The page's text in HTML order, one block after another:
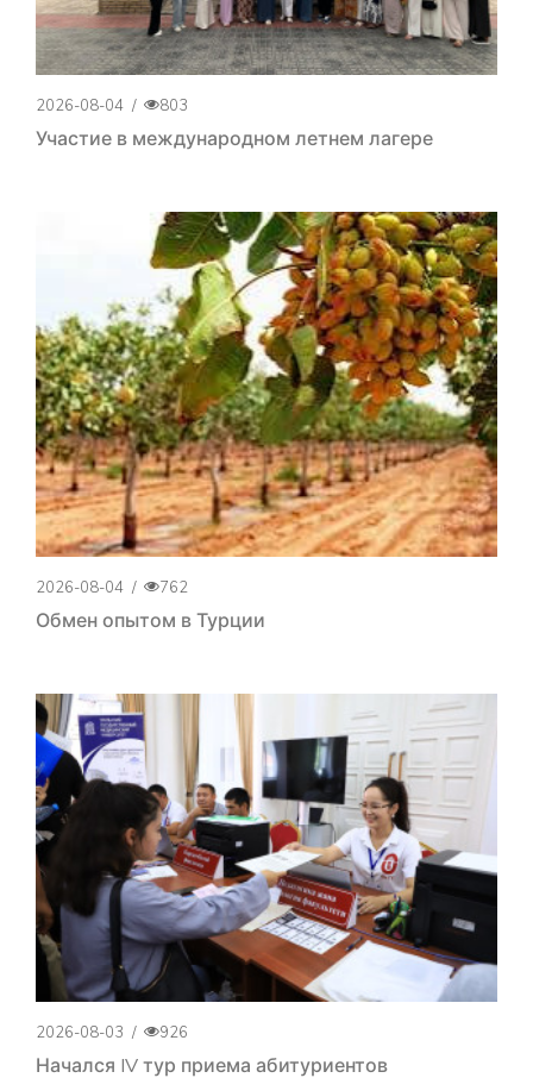
2026-08-04 / 803
Участие в международном летнем лагере
2026-08-04 / 762
Обмен опытом в Турции
2026-08-03 / 926
Начался IV тур приема абитуриентов